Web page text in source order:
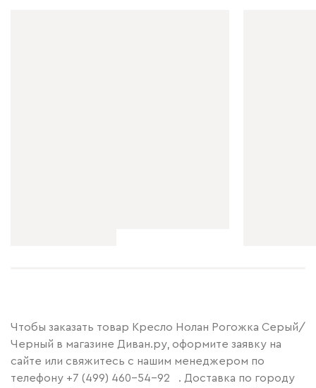
Чтобы заказать товар Кресло Нолан Рогожка Серый/
Черный в магазине Диван.ру, оформите заявку на
сайте или свяжитесь с нашим менеджером по
телефону +7 (499) 460-54-92
. Доставка по городу